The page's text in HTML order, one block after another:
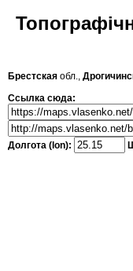
Брестская обл.,
Ссылка сюда:
Долгота (lon):